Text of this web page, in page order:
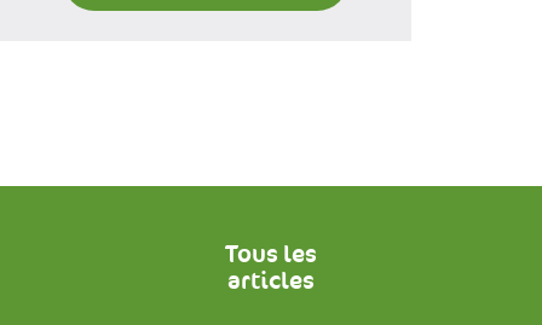
Tous les
articles